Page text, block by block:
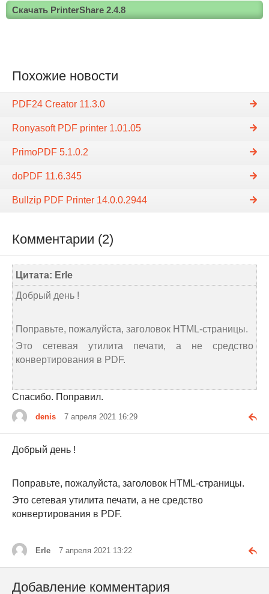
Скачать PrinterShare 2.4.8
Похожие новости
PDF24 Creator 11.3.0
Ronyasoft PDF printer 1.01.05
PrimoPDF 5.1.0.2
doPDF 11.6.345
Bullzip PDF Printer 14.0.0.2944
Комментарии (2)
Цитата: Erle
Добрый день !
Поправьте, пожалуйста, заголовок HTML-страницы.
Это сетевая утилита печати, а не средство
конвертирования в PDF.
Спасибо. Поправил.
denis 7 апреля 2021 16:29
Добрый день !
Поправьте, пожалуйста, заголовок HTML-страницы.
Это сетевая утилита печати, а не средство
конвертирования в PDF.
Erle 7 апреля 2021 13:22
Добавление комментария